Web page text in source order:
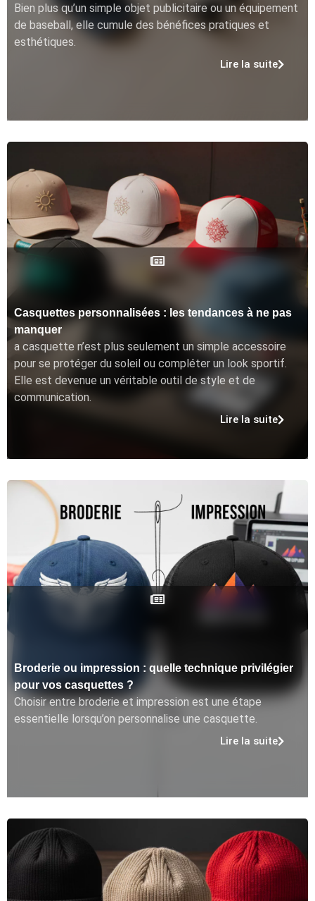
Bien plus qu’un simple objet publicitaire ou un équipement
de baseball, elle cumule des bénéfices pratiques et
esthétiques.
Lire la suite
Casquettes personnalisées : les tendances à ne pas
manquer
a casquette n’est plus seulement un simple accessoire
pour se protéger du soleil ou compléter un look sportif.
Elle est devenue un véritable outil de style et de
communication.
Lire la suite
Broderie ou impression : quelle technique privilégier
pour vos casquettes ?
Choisir entre broderie et impression est une étape
essentielle lorsqu’on personnalise une casquette.
Lire la suite